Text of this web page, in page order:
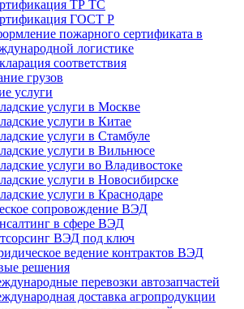
ТР ТС
ГОСТ Р
пожарного сертификата в
логистике
соответствия
грузов
услуги
услуги в Москве
услуги в Китае
услуги в Стамбуле
услуги в Вильнюсе
услуги во Владивостоке
услуги в Новосибирске
услуги в Краснодаре
сопровождение ВЭД
в сфере ВЭД
ВЭД под ключ
ведение контрактов ВЭД
решения
перевозки автозапчастей
доставка агропродукции